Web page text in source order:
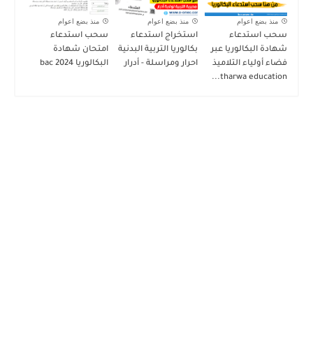
منذ بضع اعوام
سحب استدعاء
شهادة البكالوريا عبر
فضاء أولياء التلاميذ
tharwa education...
منذ بضع اعوام
استخراج استدعاء
بكالوريا التربية البدنية
احرار ومراسلة - أدرار
منذ بضع اعوام
سحب استدعاء
امتحان شهادة
البكالوريا 2024 bac